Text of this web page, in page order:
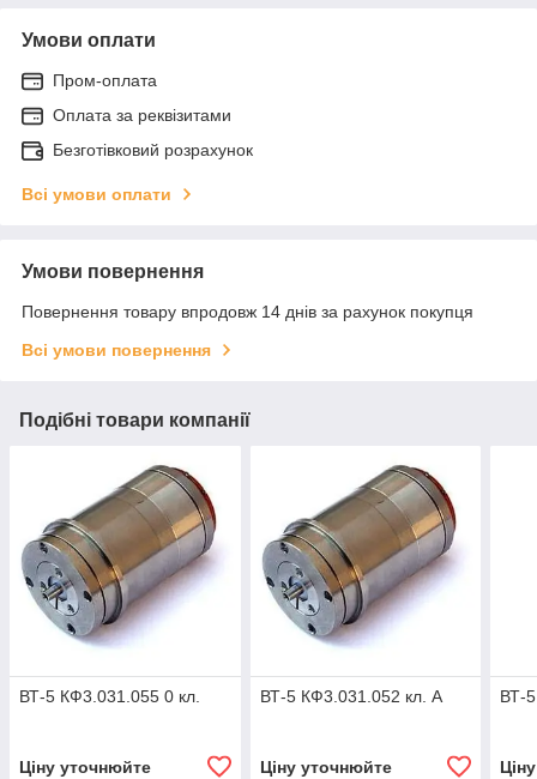
Умови оплати
Пром-оплата
Оплата за реквізитами
Безготівковий розрахунок
Всі умови оплати
Умови повернення
Повернення товару впродовж 14 днів за рахунок покупця
Всі умови повернення
Подібні товари компанії
ВТ-5 КФ3.031.055 0 кл.
Ціну уточнюйте
ВТ-5 КФ3.031.052 кл. А
Ціну уточнюйте
ВТ-